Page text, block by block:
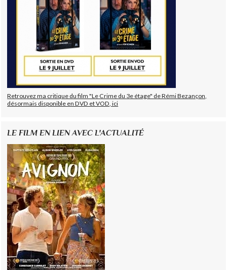
Retrouvez ma critique du film "Le Crime du 3e étage" de Rémi Bezançon,
désormais disponible en DVD et VOD, ici
LE FILM EN LIEN AVEC L'ACTUALITÉ